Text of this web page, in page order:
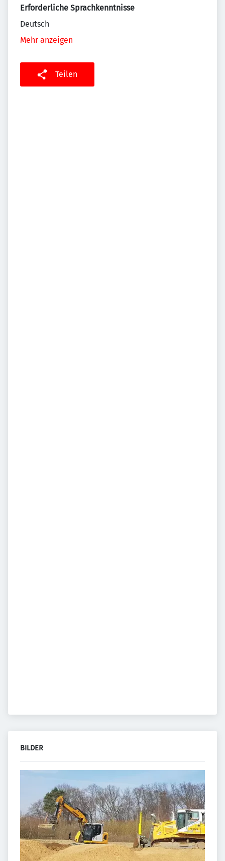
Erforderliche Sprachkenntnisse
Deutsch
Mehr anzeigen
Teilen
BILDER